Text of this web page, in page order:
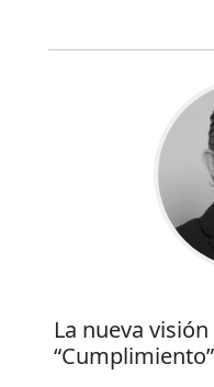
La nueva